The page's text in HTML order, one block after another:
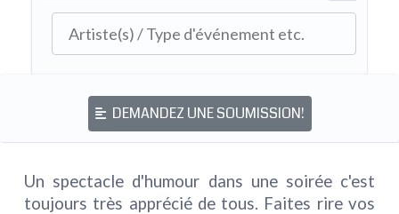
DEMANDEZ UNE SOUMISSION!
Un spectacle d'humour dans une soirée c'est
toujours très apprécié de tous. Faites rire vos